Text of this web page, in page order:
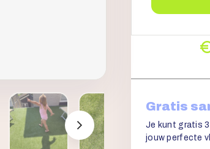
Gratis
Je kunt gratis
jouw perfecte